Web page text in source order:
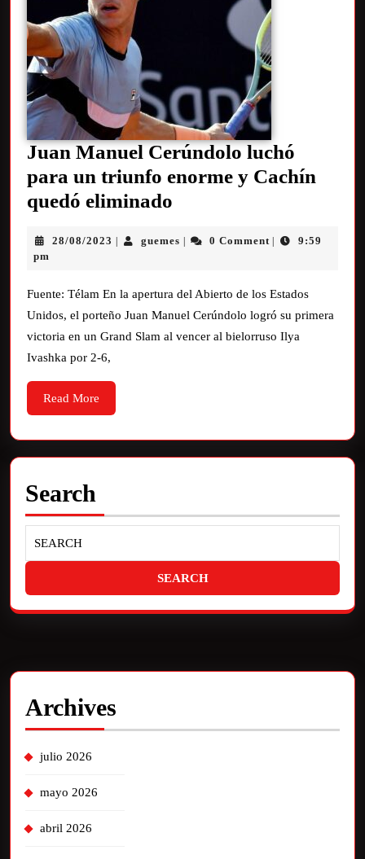
Juan Manuel Cerúndolo luchó
para un triunfo enorme y Cachín
quedó eliminado
28/08/2023 guemes 0 Comment
9:59
pm
Fuente: Télam En la apertura del Abierto de los Estados
Unidos, el porteño Juan Manuel Cerúndolo logró su primera
victoria en un Grand Slam al vencer al bielorruso Ilya
Ivashka por 2-6,
Read More
Search
Archives
julio 2026
mayo 2026
abril 2026